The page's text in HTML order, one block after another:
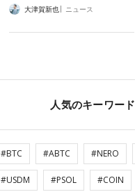
大津賀新也| ニュース
人気のキーワード
#BTC #ABTC #NERO
#USDM #PSOL #COIN